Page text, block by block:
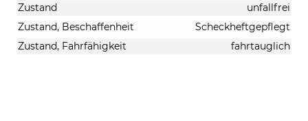
Zustand
unfallfrei
Zustand, Beschaffenheit
Scheckheftgepflegt
Zustand, Fahrfähigkeit
fahrtauglich